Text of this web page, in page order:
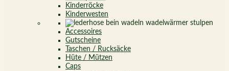
Kinderröcke
Kinderwesten
Accessoires
Gutscheine
Taschen / Rucksäcke
Hüte / Mützen
Caps